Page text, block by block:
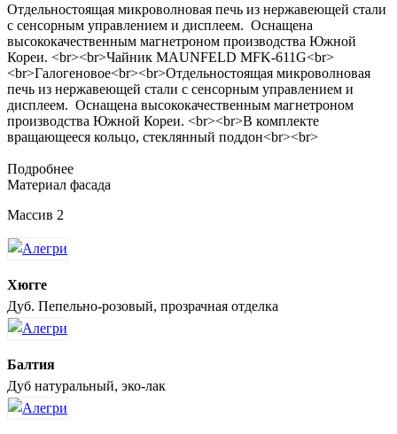
Отдельностоящая микроволновая печь из нержавеющей стали
с сенсорным управлением и дисплеем. Оснащена
высококачественным магнетроном производства Южной
Кореи. <br><br>Чайник MAUNFELD MFK-611G<br>
<br>Галогеновое<br><br>Отдельностоящая микроволновая
печь из нержавеющей стали с сенсорным управлением и
дисплеем. Оснащена высококачественным магнетроном
производства Южной Кореи. <br><br>В комплекте
вращающееся кольцо, стеклянный поддон<br><br>
Подробнее
Материал фасада
Массив 2
Хюгге
Дуб. Пепельно-розовый, прозрачная отделка
Балтия
Дуб натуральный, эко-лак